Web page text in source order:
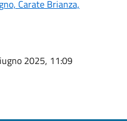
Carate Brianza,
2025, 11:09